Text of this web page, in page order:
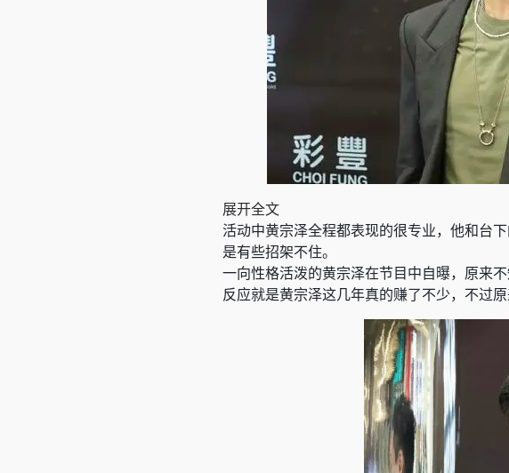
展开全文
活动中黄宗泽全程都表现的很专业，他和台
是有些招架不住。
一向性格活泼的黄宗泽在节目中自曝，原来
反应就是黄宗泽这几年真的赚了不少，不过